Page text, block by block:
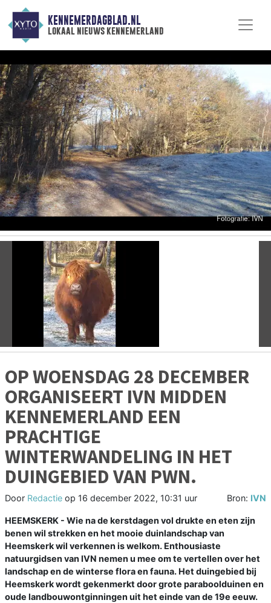
KENNEMERDAGBLAD.NL
lokaal nieuws kennemerland
OP WOENSDAG 28 DECEMBER
ORGANISEERT IVN MIDDEN
KENNEMERLAND EEN
PRACHTIGE
WINTERWANDELING IN HET
DUINGEBIED VAN PWN.
Door Redactie op 16 december 2022, 10:31 uur Bron: IVN
HEEMSKERK - Wie na de kerstdagen vol drukte en eten zijn
benen wil strekken en het mooie duinlandschap van
Heemskerk wil verkennen is welkom. Enthousiaste
natuurgidsen van IVN nemen u mee om te vertellen over het
landschap en de winterse flora en fauna. Het duingebied bij
Heemskerk wordt gekenmerkt door grote paraboolduinen en
oude landbouwontginningen uit het einde van de 19e eeuw.